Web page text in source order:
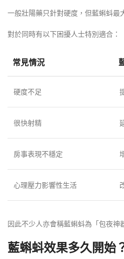
一般壯陽藥只針對硬度，但藍蝌蚪最
對於同時有以下困擾人士特別適合：
常見情況
硬度不足
很快射精
房事表現不穩定
心理壓力影響性生活
因此不少人亦會稱藍蝌蚪為「包夜神
藍蝌蚪效果多久開始